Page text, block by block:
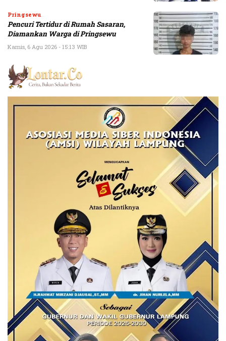
Pringsewu
Pencuri Tertidur di Rumah Sasaran,
Diamankan Warga di Pringsewu
Kamis, 6 Agu 2026 - 15:13 WIB